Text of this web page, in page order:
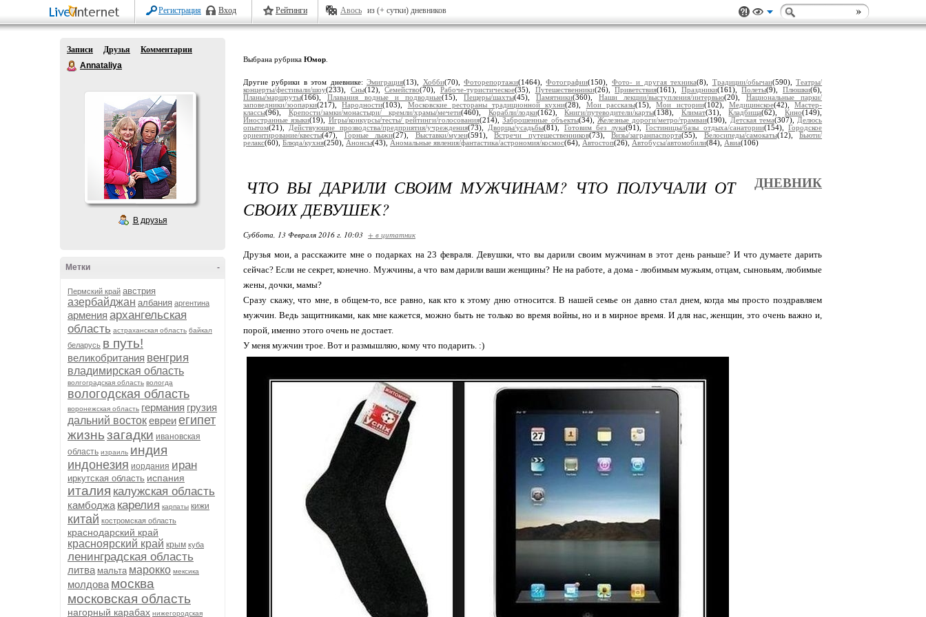
Регистрация Вход Рейтинги Авось из (+ сутки) дневников
Записи Друзья
Комментарии
Annataliya
В друзья
-
Метки
Пермский край австрия
азербайджан албания аргентина
армения архангельская
область астраханская область байкал
беларусь в путь!
великобритания венгрия
владимирская область
волгоградская область вологда
вологодская область
воронежская область германия грузия
дальний востокевреиегипет
жизньзагадки ивановская
область израиль индия
индонезия иордания иран
иркутская область испания
италия калужская область
камбоджа карелия карпаты кижи
китай костромская область
краснодарский край
красноярский край крым куба
ленинградская область
литва мальта марокко мексика
молдова москва
московская область
нагорный карабах нижегородская
Выбрана рубрика Юмор
Другие рубрики в этом дневнике:Эмиграция(13), Хобби(70),Фоторепортажи(1464),Фотографии(150), Фото- и другая техника(8), Традиции/обычаи(590),Театры/
концерты/фестивали/шоу(233), Сны(12),Семейство(70), Рабоче-туристическое(35), Путешественники(26),Приветствия(161), Праздники(161),Полеты(9), Плюшки(6),
Планы/маршруты(166), Плавания водные и подводные(15), Пещеры/шахты(45), Памятники(360), Наши лекции/выступления/интервью(20), Национальные парки/
заповедники/зоопарки(217),Народности(103), Московские рестораны традиционной кухни(28), Мои рассказы(15),Мои истории(102), Медицинское(42),Мастер-
классы(96), Крепости/замки/монастыри/ кремли/храмы/мечети(460), Корабли/лодки(162),Книги/путеводители/карты(138), Климат(31),Кладбища(62),Кино(149),
Иностранные языки(19), Игры/конкурсы/тесты/ рейтинги/голосования(214),Заброшенные объекты(34), Железные дороги/метро/трамваи(190), Детская тема(307), Делюсь
опытом(21), Действующие прозводства/предприятия/учреждения(73), Дворцы/усадьбы(81), Готовим без лука(91),Гостиницы/базы отдыха/санатории(154),Городское
ориентирование/квесты(47), Горные лыжи(27), Выставки/музеи(591), Встречи путешественников(73), Визы/загранпаспорта(55), Велосипеды/самокаты(12), Бьюти/
релакс(60), Блюда/кухня(250), Анонсы(43), Аномальные явления/фантастика/астрономия/космос(64), Автостоп(26), Автобусы/автомобили(84), Авиа(106)
ЧТО ВЫ ДАРИЛИ СВОИМ МУЖЧИНАМ? ЧТО ПОЛУЧАЛИ ОТ
СВОИХ ДЕВУШЕК?
ДНЕВНИК
Суббота, 13 Февраля 2016 г. 10:03 + в цитатник
Друзья мои, а расскажите мне о подарках на 23 февраля. Девушки, что вы дарили своим мужчинам в этот день раньше? И что думаете дарить
сейчас? Если не секрет, конечно. Мужчины, а что вам дарили ваши женщины? Не на работе, а дома - любимым мужьям, отцам, сыновьям, любимые
жены, дочки, мамы?
Сразу скажу, что мне, в общем-то, все равно, как кто к этому дню относится. В нашей семье он давно стал днем, когда мы просто поздравляем
мужчин. Ведь защитниками, как мне кажется, можно быть не только во время войны, но и в мирное время. И для нас, женщин, это очень важно и,
порой, именно этого очень не достает.
У меня мужчин трое. Вот и размышляю, кому что подарить. :)